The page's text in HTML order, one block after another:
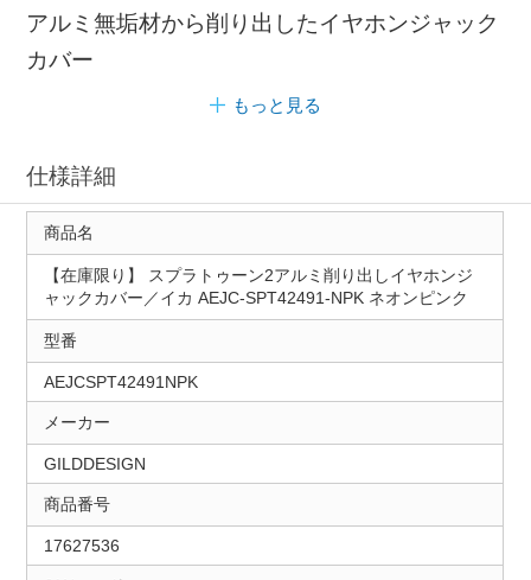
アルミ無垢材から削り出したイヤホンジャック
カバー
もっと見る
仕様詳細
商品名
【在庫限り】 スプラトゥーン2アルミ削り出しイヤホンジ
ャックカバー／イカ AEJC-SPT42491-NPK ネオンピンク
型番
AEJCSPT42491NPK
メーカー
GILDDESIGN
商品番号
17627536